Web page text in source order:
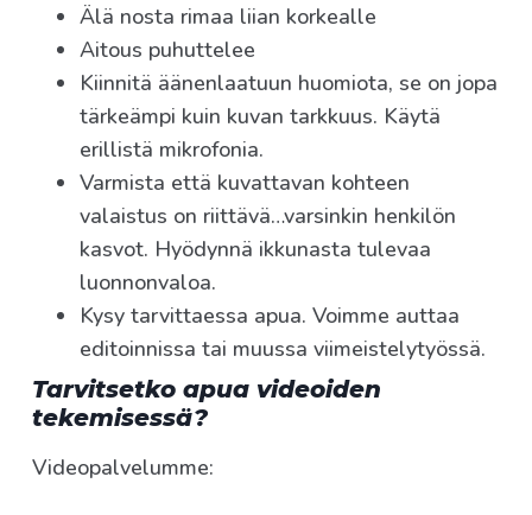
Älä nosta rimaa liian korkealle
Aitous puhuttelee
Kiinnitä äänenlaatuun huomiota, se on jopa
tärkeämpi kuin kuvan tarkkuus. Käytä
erillistä mikrofonia.
Varmista että kuvattavan kohteen
valaistus on riittävä…varsinkin henkilön
kasvot. Hyödynnä ikkunasta tulevaa
luonnonvaloa.
Kysy tarvittaessa apua. Voimme auttaa
editoinnissa tai muussa viimeistelytyössä.
Tarvitsetko apua videoiden
tekemisessä?
Videopalvelumme: